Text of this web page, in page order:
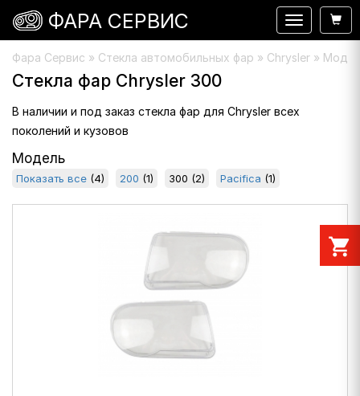
Фара Сервис » Стекла автомобильных фар » Chrysler »
Стекла фар Chrysler 300
В наличии и под заказ стекла фар для Chrysler всех
поколений и кузовов
Модель
Показать все (4) 200 (1) 300 (2) Pacifica (1)
Навигация
ФАРА СЕРВИС
shopping_cart